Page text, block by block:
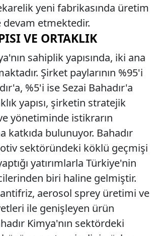
yeni fabrikasında üretim
etmektedir.
VE ORTAKLIK
sahiplik yapısında, iki ana
Şirket paylarının %95'i
%5'i ise Sezai Bahadır'a
yapısı, şirketin stratejik
yönetiminde istikrarın
katkıda bulunuyor. Bahadır
sektöründeki köklü geçmişi
yatırımlarla Türkiye'nin
biri haline gelmiştir.
aerosol sprey üretimi ve
ile genişleyen ürün
Kimya'nın sektördeki